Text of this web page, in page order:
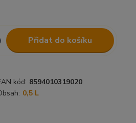
Přidat do košíku
kód: 8594010319020
0,5 L